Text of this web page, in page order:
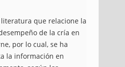
que relacione la
de la cría en
por lo cual, se ha
la información en